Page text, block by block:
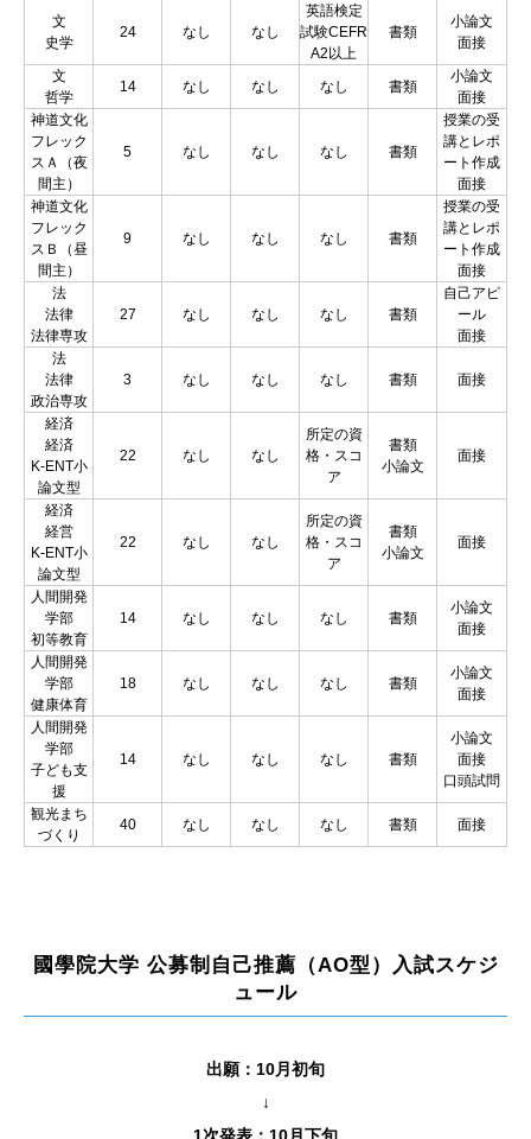
文
史学
24 なし なし
英語検定
試験CEFR
A2以上
書類
小論文
面接
文
哲学
14 なし なし なし 書類
小論文
面接
神道文化
フレック
スＡ（夜
間主）
5 なし なし なし 書類
授業の受
講とレポ
ート作成
面接
神道文化
フレック
スＢ（昼
間主）
9 なし なし なし 書類
授業の受
講とレポ
ート作成
面接
法
法律
法律専攻
27 なし なし なし 書類
自己アピ
ール
面接
法
法律
政治専攻
3 なし なし なし 書類 面接
経済
経済
K-ENT小
論文型
22 なし なし
所定の資
格・スコ
ア
書類
小論文
面接
経済
経営
K-ENT小
論文型
22 なし なし
所定の資
格・スコ
ア
書類
小論文
面接
人間開発
学部
初等教育
14 なし なし なし 書類
小論文
面接
人間開発
学部
健康体育
18 なし なし なし 書類
小論文
面接
人間開発
学部
子ども支
援
14 なし なし なし 書類
小論文
面接
口頭試問
観光まち
づくり
40 なし なし なし 書類 面接
國學院大学 公募制自己推薦（AO型）入試スケジ
ュール
出願：10月初旬
↓